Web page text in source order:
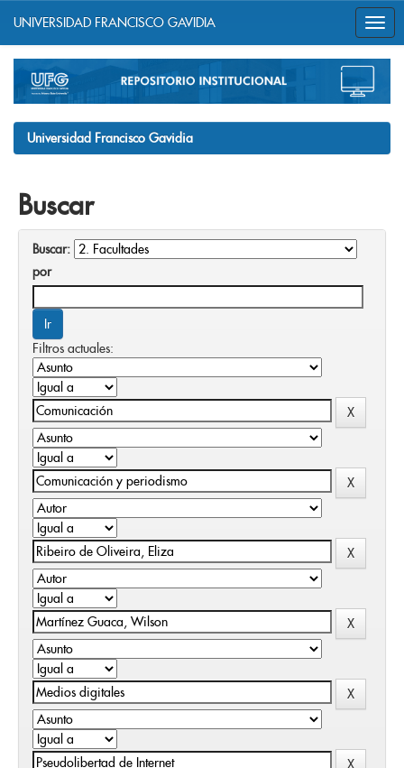
navigation
UNIVERSIDAD FRANCISCO GAVIDIA
Universidad Francisco Gavidia
Buscar
Buscar:
por
Filtros actuales: